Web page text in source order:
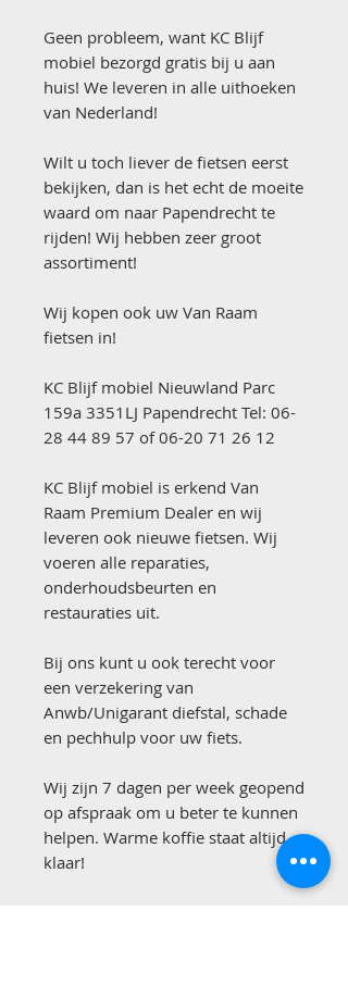
Geen probleem, want KC Blijf
mobiel bezorgd gratis bij u aan
huis! We leveren in alle uithoeken
van Nederland!
Wilt u toch liever de fietsen eerst
bekijken, dan is het echt de moeite
waard om naar Papendrecht te
rijden! Wij hebben zeer groot
assortiment!
Wij kopen ook uw Van Raam
fietsen in!
KC Blijf mobiel Nieuwland Parc
159a 3351LJ Papendrecht Tel: 06-
28 44 89 57 of 06-20 71 26 12
KC Blijf mobiel is erkend Van
Raam Premium Dealer en wij
leveren ook nieuwe fietsen. Wij
voeren alle reparaties,
onderhoudsbeurten en
restauraties uit.
Bij ons kunt u ook terecht voor
een verzekering van
Anwb/Unigarant diefstal, schade
en pechhulp voor uw fiets.
Wij zijn 7 dagen per week geopend
op afspraak om u beter te kunnen
helpen. Warme koffie staat altijd
klaar!